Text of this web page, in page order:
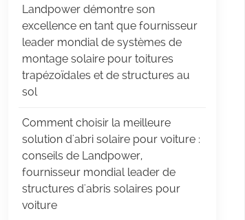
Landpower démontre son
excellence en tant que fournisseur
leader mondial de systèmes de
montage solaire pour toitures
trapézoïdales et de structures au
sol
Comment choisir la meilleure
solution d'abri solaire pour voiture :
conseils de Landpower,
fournisseur mondial leader de
structures d'abris solaires pour
voiture